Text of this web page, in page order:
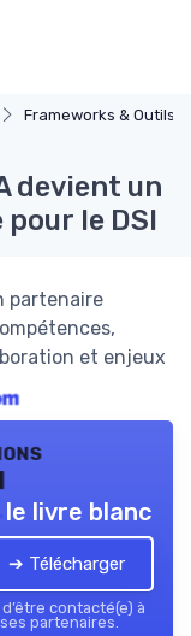
Frameworks & Outils
devient un
le DSI
partenaire
et enjeux
livre blanc
➔ Télécharger
contacté(e) à
partenaires.